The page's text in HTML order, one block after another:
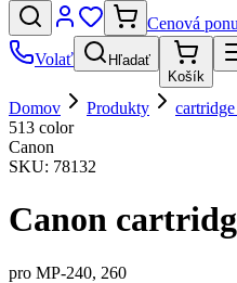
Cenová
Volať
Hľadať
Košík
Domov Produkty
513 color
Canon
SKU: 78132
Canon
pro MP-240, 260